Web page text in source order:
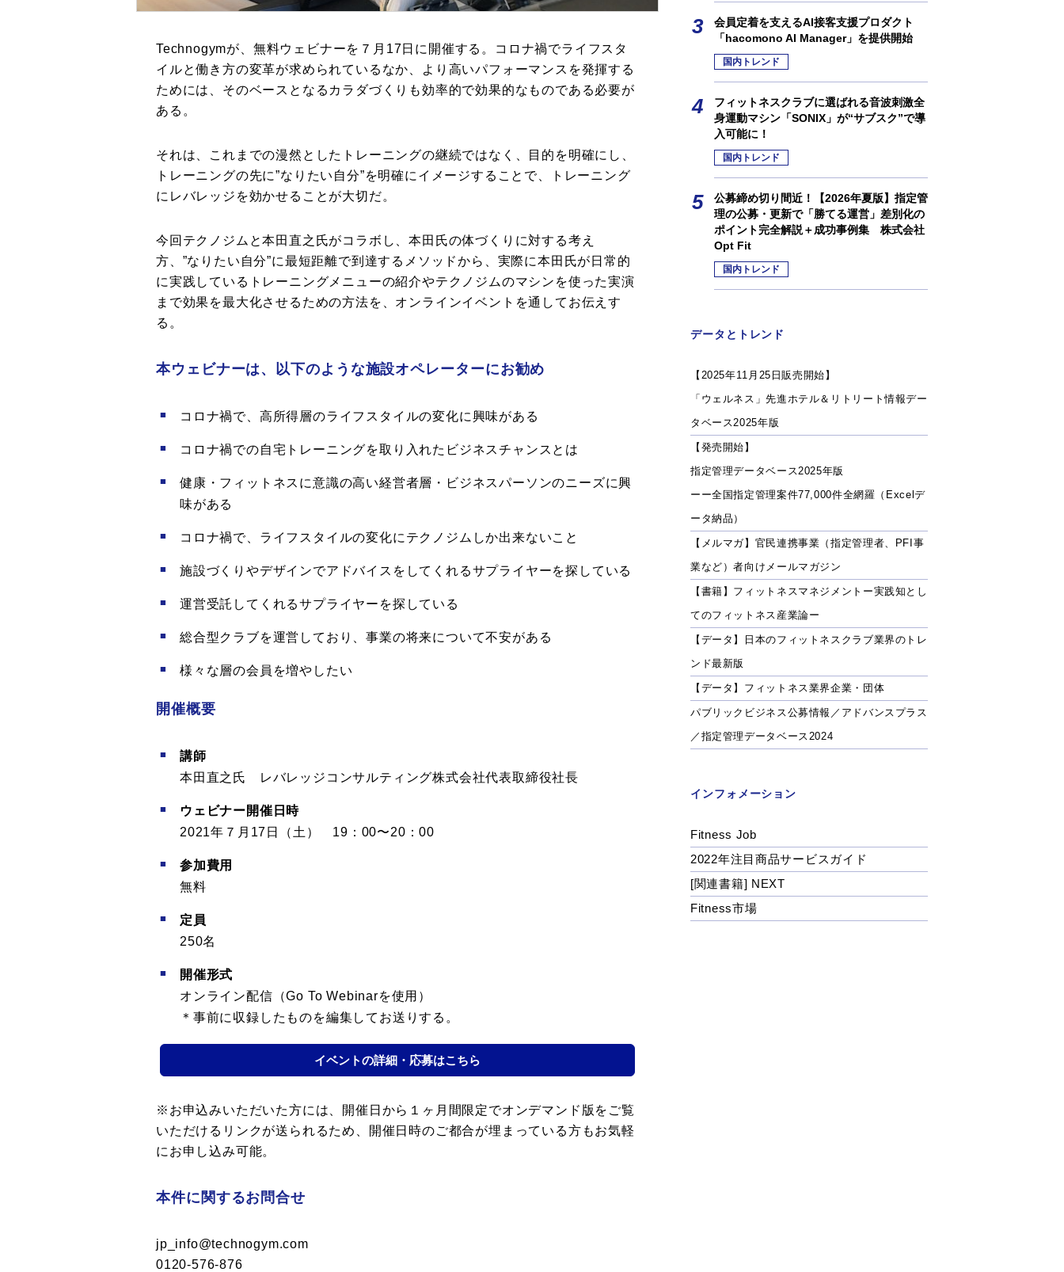
Technogymが、無料ウェビナーを７月17日に開催する。コロナ禍でライフスタ
イルと働き方の変革が求められているなか、より高いパフォーマンスを発揮する
ためには、そのベースとなるカラダづくりも効率的で効果的なものである必要が
ある。
それは、これまでの漫然としたトレーニングの継続ではなく、目的を明確にし、
トレーニングの先に”なりたい自分”を明確にイメージすることで、トレーニング
にレバレッジを効かせることが大切だ。
今回テクノジムと本田直之氏がコラボし、本田氏の体づくりに対する考え
方、”なりたい自分”に最短距離で到達するメソッドから、実際に本田氏が日常的
に実践しているトレーニングメニューの紹介やテクノジムのマシンを使った実演
まで効果を最大化させるための方法を、オンラインイベントを通してお伝えす
る。
本ウェビナーは、以下のような施設オペレーターにお勧め
コロナ禍で、高所得層のライフスタイルの変化に興味がある
コロナ禍での自宅トレーニングを取り入れたビジネスチャンスとは
健康・フィットネスに意識の高い経営者層・ビジネスパーソンのニーズに興
味がある
コロナ禍で、ライフスタイルの変化にテクノジムしか出来ないこと
施設づくりやデザインでアドバイスをしてくれるサプライヤーを探している
運営受託してくれるサプライヤーを探している
総合型クラブを運営しており、事業の将来について不安がある
様々な層の会員を増やしたい
開催概要
講師
本田直之氏 レバレッジコンサルティング株式会社代表取締役社長
ウェビナー開催日時
2021年７月17日（土） 19：00〜20：00
参加費用
無料
定員
250名
開催形式
オンライン配信（Go To Webinarを使用）
＊事前に収録したものを編集してお送りする。
イベントの詳細・応募はこちら
※お申込みいただいた方には、開催日から１ヶ月間限定でオンデマンド版をご覧
いただけるリンクが送られるため、開催日時のご都合が埋まっている方もお気軽
にお申し込み可能。
本件に関するお問合せ
jp_info@technogym.com
0120-576-876
会員定着を支えるAI接客支援プロダクト
「hacomono AI Manager」を提供開始
国内トレンド
フィットネスクラブに選ばれる音波刺激全
身運動マシン「SONIX」が“サブスク”で導
入可能に！
国内トレンド
公募締め切り間近！【2026年夏版】指定管
理の公募・更新で「勝てる運営」差別化の
ポイント完全解説＋成功事例集 株式会社
Opt Fit
国内トレンド
データとトレンド
【2025年11月25日販売開始】
「ウェルネス」先進ホテル＆リトリート情報デー
タベース2025年版
【発売開始】
指定管理データベース2025年版
ーー全国指定管理案件77,000件全網羅（Excelデ
ータ納品）
【メルマガ】官民連携事業（指定管理者、PFI事
業など）者向けメールマガジン
【書籍】フィットネスマネジメントー実践知とし
てのフィットネス産業論ー
【データ】日本のフィットネスクラブ業界のトレ
ンド最新版
【データ】フィットネス業界企業・団体
パブリックビジネス公募情報／アドバンスプラス
／指定管理データベース2024
インフォメーション
Fitness Job
2022年注目商品サービスガイド
[関連書籍] NEXT
Fitness市場